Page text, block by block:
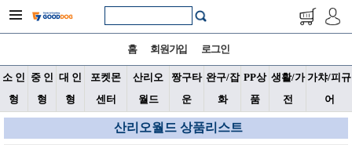
홈 회원가입 로그인
소 인
형
중 인
형
대 인
형
포켓몬
센터
산리오
월드
짱구타
운
완구/잡
화
PP상
품
생활/가
전
가챠/피규
어
산리오월드 상품리스트